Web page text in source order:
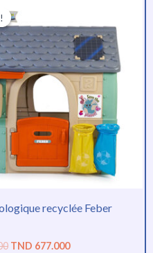
recyclée Feber
prix
initial
était :
TND
903.000.
TND 677.000
actuel
est :
TND
677.000.